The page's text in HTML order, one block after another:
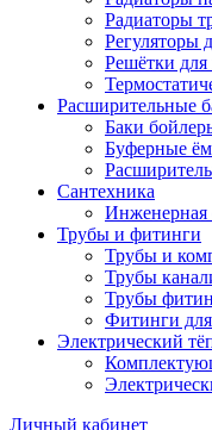
Радиаторы
Регуляторы
Решётки
Расширительные
Баки
Буферные
Сантехника
Инженерная
Трубы и фитинги
Трубы и
Трубы
Трубы
Фитинги
Электрический
Личный кабинет